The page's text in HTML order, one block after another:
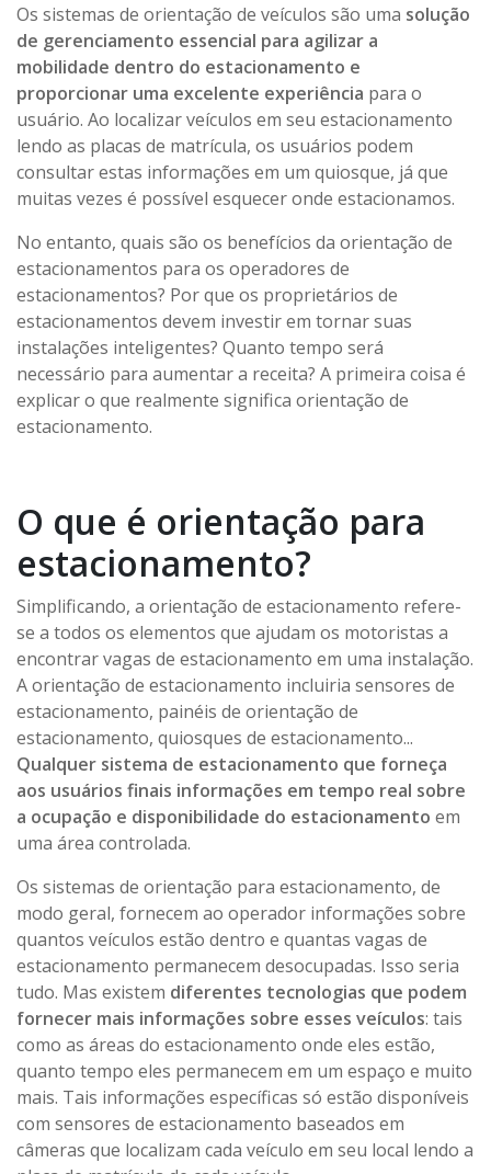
Os sistemas de orientação de veículos são uma solução
de gerenciamento essencial para agilizar a
mobilidade dentro do estacionamento e
proporcionar uma excelente experiência para o
usuário. Ao localizar veículos em seu estacionamento
lendo as placas de matrícula, os usuários podem
consultar estas informações em um quiosque, já que
muitas vezes é possível esquecer onde estacionamos.
No entanto, quais são os benefícios da orientação de
estacionamentos para os operadores de
estacionamentos? Por que os proprietários de
estacionamentos devem investir em tornar suas
instalações inteligentes? Quanto tempo será
necessário para aumentar a receita? A primeira coisa é
explicar o que realmente significa orientação de
estacionamento.
O que é orientação para
estacionamento?
Simplificando, a orientação de estacionamento refere-
se a todos os elementos que ajudam os motoristas a
encontrar vagas de estacionamento em uma instalação.
A orientação de estacionamento incluiria sensores de
estacionamento, painéis de orientação de
estacionamento, quiosques de estacionamento...
Qualquer sistema de estacionamento que forneça
aos usuários finais informações em tempo real sobre
a ocupação e disponibilidade do estacionamento em
uma área controlada.
Os sistemas de orientação para estacionamento, de
modo geral, fornecem ao operador informações sobre
quantos veículos estão dentro e quantas vagas de
estacionamento permanecem desocupadas. Isso seria
tudo. Mas existem diferentes tecnologias que podem
fornecer mais informações sobre esses veículos: tais
como as áreas do estacionamento onde eles estão,
quanto tempo eles permanecem em um espaço e muito
mais. Tais informações específicas só estão disponíveis
com sensores de estacionamento baseados em
câmeras que localizam cada veículo em seu local lendo a